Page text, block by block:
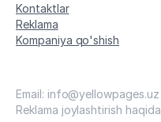
Kontaktlar
Reklama
Kompaniya qo'shish
Email: info@yellowpages.uz
Reklama joylashtirish haqida